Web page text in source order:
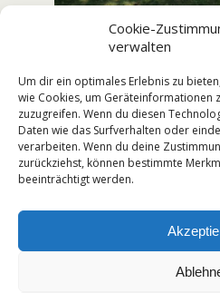
Cookie-
verwalten
Um dir ein optimales Erlebnis zu
wie Cookies, um Geräteinformationen
zuzugreifen. Wenn du diesen
Daten wie das Surfverhalten oder
verarbeiten. Wenn du deine
zurückziehst, können bestimmte
beeinträchtigt werden.
Vorheriger Beitrag
Schwimmfest
Zum